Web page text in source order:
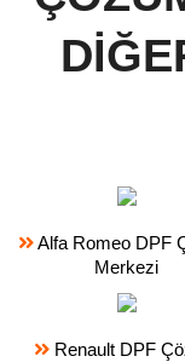
Alfa Romeo DPF
Merkezi
Renault DPF